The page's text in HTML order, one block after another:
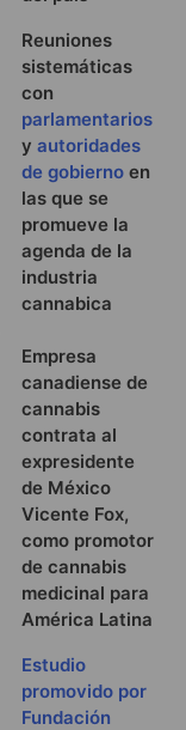
Reuniones
sistemáticas
con
parlamentarios
y autoridades
de gobierno en
las que se
promueve la
agenda de la
industria
cannabica
Empresa
canadiense de
cannabis
contrata al
expresidente
de México
Vicente Fox,
como promotor
de cannabis
medicinal para
América Latina
Estudio
promovido por
Fundación